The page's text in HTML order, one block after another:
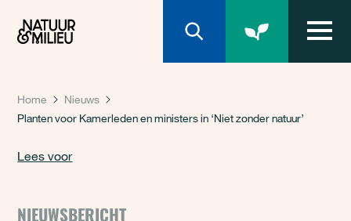
Home
Nieuws
Planten voor Kamerleden en ministers in ‘Niet zonder natuur’
Lees voor
NIEUWSBERICHT